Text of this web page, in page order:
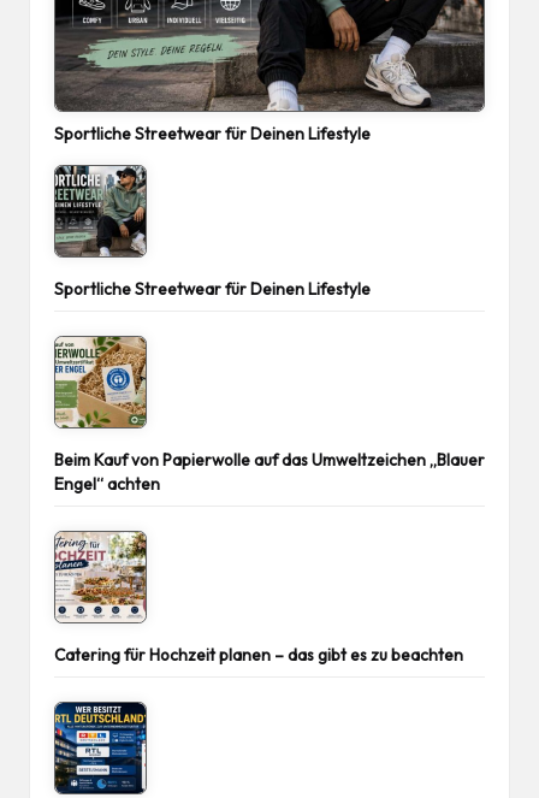
Sportliche Streetwear für Deinen Lifestyle
Sportliche Streetwear für Deinen Lifestyle
Beim Kauf von Papierwolle auf das Umweltzeichen „Blauer
Engel“ achten
Catering für Hochzeit planen – das gibt es zu beachten